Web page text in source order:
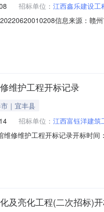
招标单位： 江西鑫乐建设工
信息来源：赣
;质量要求:;保证金金额
维护工程开标记录
｜宜丰县
招标单位： 江西富钰洋建筑
维修维护工程开标记录开标时
司;项目负责人:郭全湖;报价
及亮化工程(二次招标)